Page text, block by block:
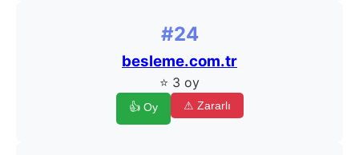
#24
besleme.com.tr
⭐ 3 oy
👍 Oy ⚠ Zararlı